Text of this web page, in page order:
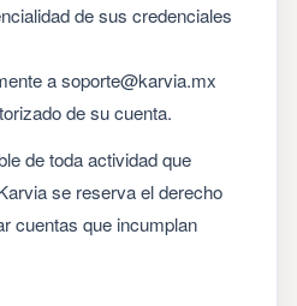
de sus credenciales
a soporte@karvia.mx
de su cuenta.
de toda actividad que
se reserva el derecho
cuentas que incumplan